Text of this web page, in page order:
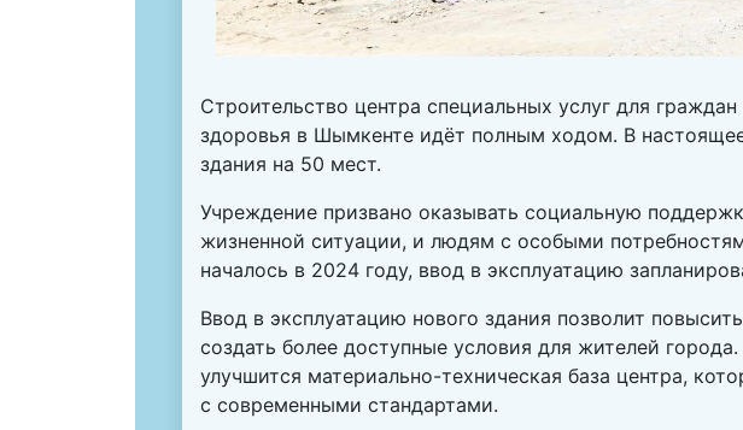
Строительство центра специальных услуг для
здоровья в Шымкенте идёт полным ходом. В
здания на 50 мест.
Учреждение призвано оказывать социальную
жизненной ситуации, и людям с особыми
началось в 2024 году, ввод в эксплуатацию
Ввод в эксплуатацию нового здания позволит
создать более доступные условия для жителей
улучшится материально-техническая база центра,
с современными стандартами.